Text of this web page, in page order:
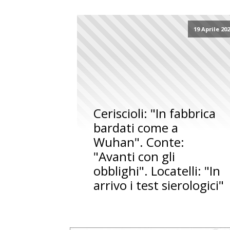
19 Aprile
Ceriscioli: "In fabbrica
bardati come a
Wuhan". Conte:
"Avanti con gli
obblighi". Locatelli: "In
arrivo i test sierologici"